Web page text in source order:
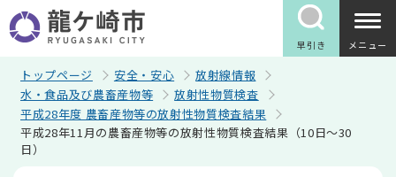
の
ペ
早引き メニュー
トップページ 安全・安心
放射線情報
水・食品及び農畜産物等
放射性物質検査
平成28年度 農畜産物等の放射性物質検査結果
平成28年11月の農畜産物等の放射性物質検査結果（10日～30
日）